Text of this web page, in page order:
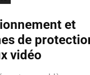
et
de
vidéo